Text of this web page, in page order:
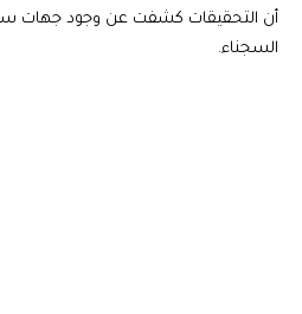
أن التحقيقات كشفت عن وجود جهات
السجناء.